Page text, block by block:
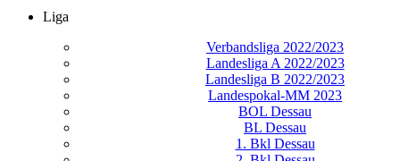
Liga
Verbandsliga 2022/2023
Landesliga A 2022/2023
Landesliga B 2022/2023
Landespokal-MM 2023
BOL Dessau
BL Dessau
1. Bkl Dessau